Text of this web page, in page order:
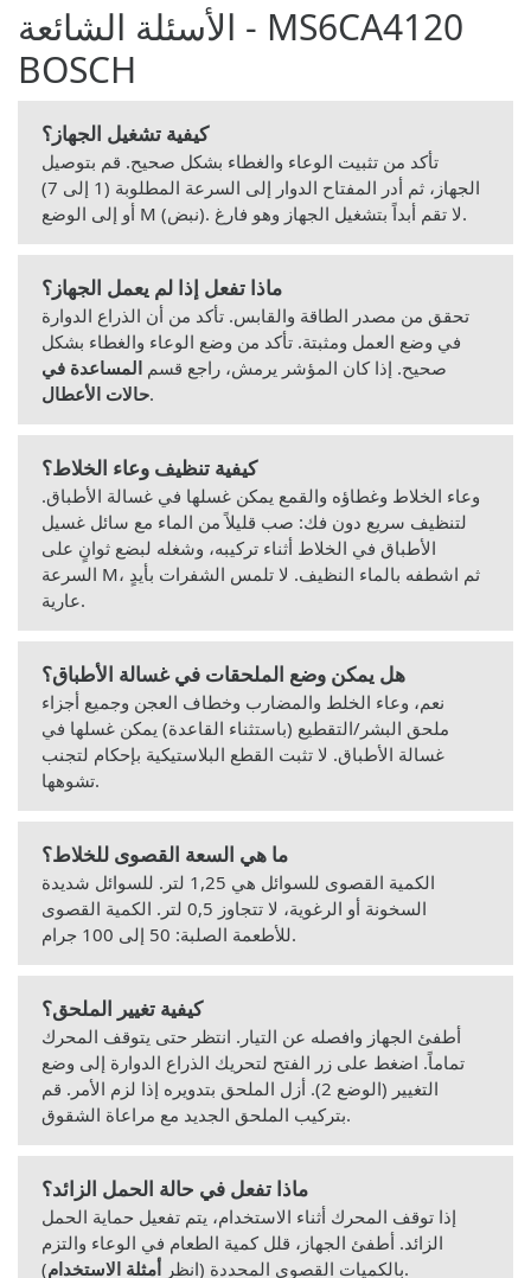
الأسئلة الشائعة - MS6CA4120
BOSCH
كيفية تشغيل الجهاز؟
تأكد من تثبيت الوعاء والغطاء بشكل صحيح. قم بتوصيل
الجهاز، ثم أدر المفتاح الدوار إلى السرعة المطلوبة (1 إلى 7)
أو إلى الوضع M (نبض). لا تقم أبداً بتشغيل الجهاز وهو فارغ.
ماذا تفعل إذا لم يعمل الجهاز؟
تحقق من مصدر الطاقة والقابس. تأكد من أن الذراع الدوارة
في وضع العمل ومثبتة. تأكد من وضع الوعاء والغطاء بشكل
صحيح. إذا كان المؤشر يرمش، راجع قسم المساعدة في
حالات الأعطال.
كيفية تنظيف وعاء الخلاط؟
وعاء الخلاط وغطاؤه والقمع يمكن غسلها في غسالة الأطباق.
لتنظيف سريع دون فك: صب قليلاً من الماء مع سائل غسيل
الأطباق في الخلاط أثناء تركيبه، وشغله لبضع ثوانٍ على
السرعة M، ثم اشطفه بالماء النظيف. لا تلمس الشفرات بأيدٍ
عارية.
هل يمكن وضع الملحقات في غسالة الأطباق؟
نعم، وعاء الخلط والمضارب وخطاف العجن وجميع أجزاء
ملحق البشر/التقطيع (باستثناء القاعدة) يمكن غسلها في
غسالة الأطباق. لا تثبت القطع البلاستيكية بإحكام لتجنب
تشوهها.
ما هي السعة القصوى للخلاط؟
الكمية القصوى للسوائل هي 1,25 لتر. للسوائل شديدة
السخونة أو الرغوية، لا تتجاوز 0,5 لتر. الكمية القصوى
للأطعمة الصلبة: 50 إلى 100 جرام.
كيفية تغيير الملحق؟
أطفئ الجهاز وافصله عن التيار. انتظر حتى يتوقف المحرك
تماماً. اضغط على زر الفتح لتحريك الذراع الدوارة إلى وضع
التغيير (الوضع 2). أزل الملحق بتدويره إذا لزم الأمر. قم
بتركيب الملحق الجديد مع مراعاة الشقوق.
ماذا تفعل في حالة الحمل الزائد؟
إذا توقف المحرك أثناء الاستخدام، يتم تفعيل حماية الحمل
الزائد. أطفئ الجهاز، قلل كمية الطعام في الوعاء والتزم
بالكميات القصوى المحددة (انظر أمثلة الاستخدام ).